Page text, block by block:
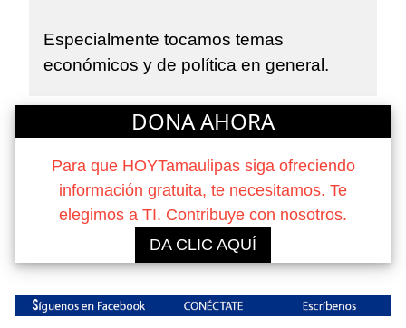
Especialmente tocamos temas
económicos y de política en general.
DONA AHORA
Para que HOYTamaulipas siga ofreciendo
información gratuita, te necesitamos. Te
elegimos a TI. Contribuye con nosotros.
DA CLIC AQUÍ